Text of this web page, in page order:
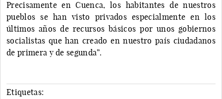
Precisamente en Cuenca, los habitantes de nuestros
pueblos se han visto privados especialmente en los
últimos años de recursos básicos por unos gobiernos
socialistas que han creado en nuestro país ciudadanos
de primera y de segunda”.
Etiquetas: